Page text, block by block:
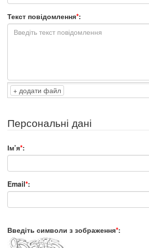
Текст повідомлення*:
додати файл
Персональні дані
Ім’я*:
Email*:
Введіть символи з зображення*: